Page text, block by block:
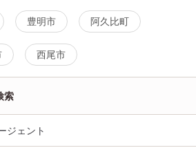
豊明市 阿久比町
西尾市
索
ジェント